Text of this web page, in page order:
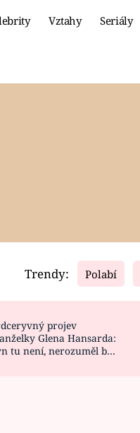
Vztahy Seriály
Video
CELEBRITY
VAŘENÍ
Trendy: Polabí
projev
Glena Hansarda:
tu není, nerozuměl by